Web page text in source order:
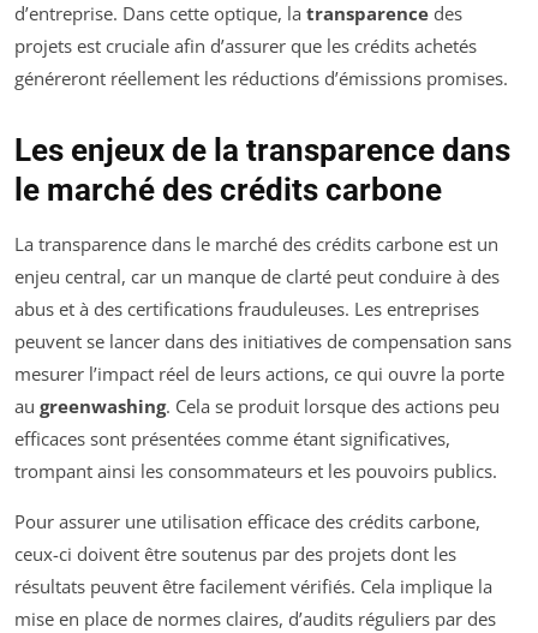
d’entreprise. Dans cette optique, la transparence des
projets est cruciale afin d’assurer que les crédits achetés
généreront réellement les réductions d’émissions promises.
Les enjeux de la transparence dans
le marché des crédits carbone
La transparence dans le marché des crédits carbone est un
enjeu central, car un manque de clarté peut conduire à des
abus et à des certifications frauduleuses. Les entreprises
peuvent se lancer dans des initiatives de compensation sans
mesurer l’impact réel de leurs actions, ce qui ouvre la porte
au greenwashing. Cela se produit lorsque des actions peu
efficaces sont présentées comme étant significatives,
trompant ainsi les consommateurs et les pouvoirs publics.
Pour assurer une utilisation efficace des crédits carbone,
ceux-ci doivent être soutenus par des projets dont les
résultats peuvent être facilement vérifiés. Cela implique la
mise en place de normes claires, d’audits réguliers par des